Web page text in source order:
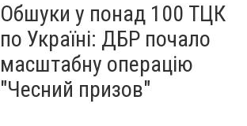
Обшуки у понад 100 ТЦК
по Україні: ДБР почало
масштабну операцію
"Чесний призов"